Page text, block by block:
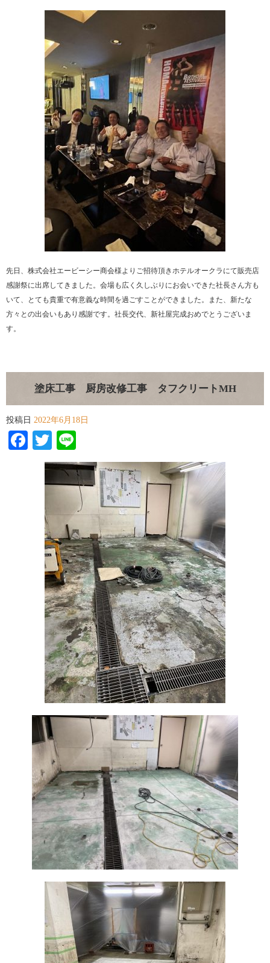
先日、株式会社エービーシー商会様よりご招待頂きホテルオークラにて販売店
感謝祭に出席してきました。会場も広く久しぶりにお会いできた社長さん方も
いて、とても貴重で有意義な時間を過ごすことができました。また、新たな
方々との出会いもあり感謝です。社長交代、新社屋完成おめでとうございま
す。
塗床工事 厨房改修工事 タフクリートMH
投稿日 2022年6月18日
Facebook
Twitter